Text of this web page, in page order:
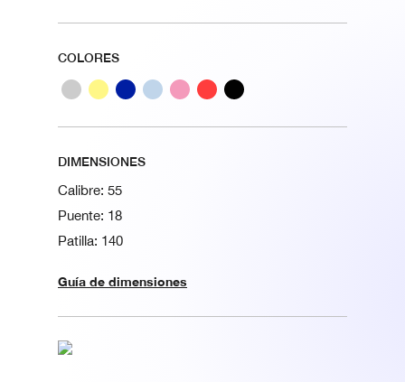
COLORES
DIMENSIONES
Calibre: 55
Puente: 18
Patilla: 140
Guía de dimensiones